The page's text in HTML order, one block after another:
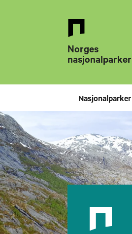
Tilbake
til
forsiden
Norges
nasjonalparker
Nasjonalparker